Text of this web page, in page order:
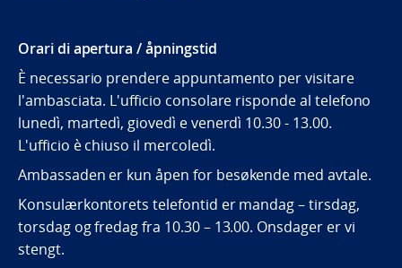
Orari di apertura / åpningstid
È necessario prendere appuntamento per visitare
l'ambasciata. L'ufficio consolare risponde al telefono
lunedì, martedì, giovedì e venerdì 10.30 - 13.00.
L'ufficio è chiuso il mercoledì.
Ambassaden er kun åpen for besøkende med avtale.
Konsulærkontorets telefontid er mandag – tirsdag,
torsdag og fredag fra 10.30 – 13.00. Onsdager er vi
stengt.